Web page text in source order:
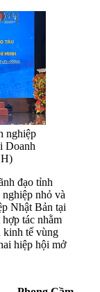
nghiệp
Doanh
đạo tỉnh
nhỏ và
Nhật Bản tại
tác nhằm
kinh tế vùng
hiệp hội mở